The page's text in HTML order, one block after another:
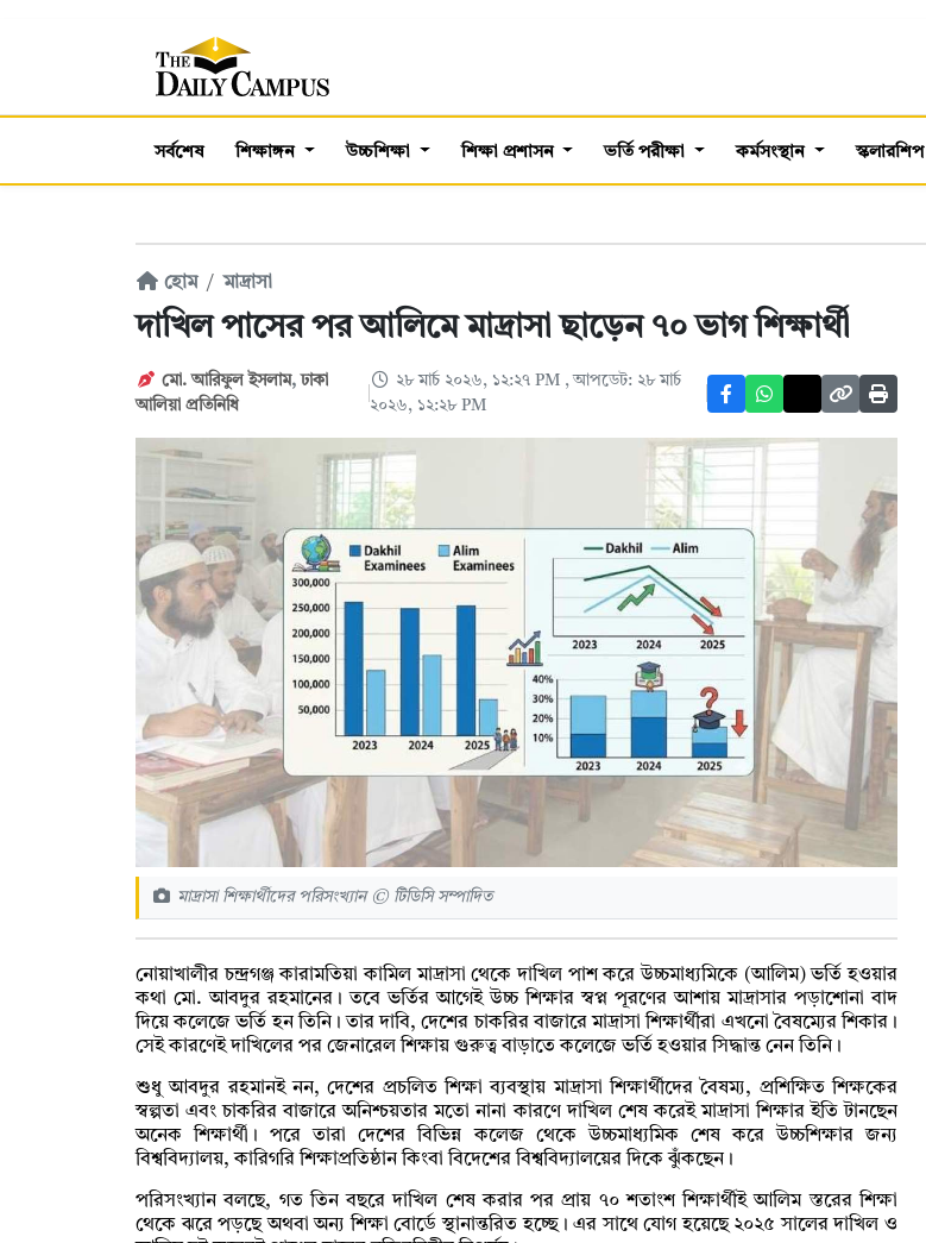
সর্বশেষ শিক্ষাঙ্গন উচ্চশিক্ষা শিক্ষা প্রশাসন ভর্তি পরীক্ষা কর্মসংস্থান স্কলারশিপ
হোম মাদ্রাসা
দাখিল পাসের পর আলিমে মাদ্রাসা ছাড়েন ৭০ ভাগ শিক্ষার্থী
মো. আরিফুল ইসলাম,ঢাকা
আলিয়া প্রতিনিধি
২৮ মার্চ ২০২৬, ১২:২৭ PM , আপডেট: ২৮ মার্চ
২০২৬, ১২:২৮ PM
মাদ্রাসা শিক্ষার্থীদের পরিসংখ্যান © টিডিসি সম্পাদিত
নোয়াখালীর চন্দ্রগঞ্জ কারামতিয়া কামিল মাদ্রাসা থেকে দাখিল পাশ করে উচ্চমাধ্যমিকে (আলিম) ভর্তি হওয়ার
কথা মো. আবদুর রহমানের। তবে ভর্তির আগেই উচ্চ শিক্ষার স্বপ্ন পূরণের আশায় মাদ্রাসার পড়াশোনা বাদ
দিয়ে কলেজে ভর্তি হন তিনি। তার দাবি, দেশের চাকরির বাজারে মাদ্রাসা শিক্ষার্থীরা এখনো বৈষম্যের শিকার।
সেই কারণেই দাখিলের পর জেনারেল শিক্ষায় গুরুত্ব বাড়াতে কলেজে ভর্তি হওয়ার সিদ্ধান্ত নেন তিনি।
শুধু আবদুর রহমানই নন, দেশের প্রচলিত শিক্ষা ব্যবস্থায় মাদ্রাসা শিক্ষার্থীদের বৈষম্য, প্রশিক্ষিত শিক্ষকের
স্বল্পতা এবং চাকরির বাজারে অনিশ্চয়তার মতো নানা কারণে দাখিল শেষ করেই মাদ্রাসা শিক্ষার ইতি টানছেন
অনেক শিক্ষার্থী। পরে তারা দেশের বিভিন্ন কলেজ থেকে উচ্চমাধ্যমিক শেষ করে উচ্চশিক্ষার জন্য
বিশ্ববিদ্যালয়, কারিগরি শিক্ষাপ্রতিষ্ঠান কিংবা বিদেশের বিশ্ববিদ্যালয়ের দিকে ঝুঁকছেন।
পরিসংখ্যান বলছে, গত তিন বছরে দাখিল শেষ করার পর প্রায় ৭০ শতাংশ শিক্ষার্থীই আলিম স্তরের শিক্ষা
থেকে ঝরে পড়ছে অথবা অন্য শিক্ষা বোর্ডে স্থানান্তরিত হচ্ছে। এর সাথে যোগ হয়েছে ২০২৫ সালের দাখিল ও